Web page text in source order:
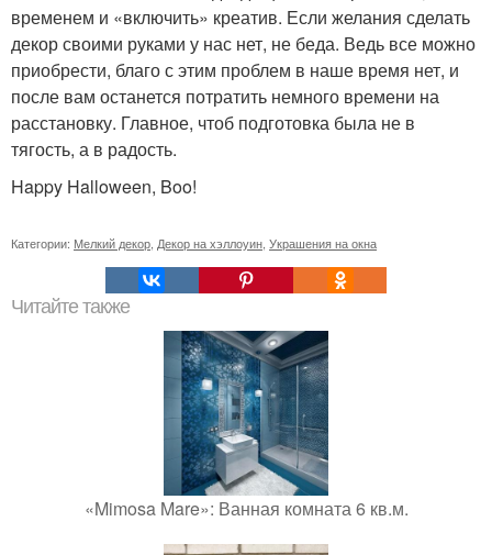
временем и «включить» креатив. Если желания сделать
декор своими руками у нас нет, не беда. Ведь все можно
приобрести, благо с этим проблем в наше время нет, и
после вам останется потратить немного времени на
расстановку. Главное, чтоб подготовка была не в
тягость, а в радость.
Happy Halloween, Boo!
Категории: Мелкий декор Декор на хэллоуин Украшения на окна
Читайте также
«Mimosa Mare»: Ванная комната 6 кв.м.